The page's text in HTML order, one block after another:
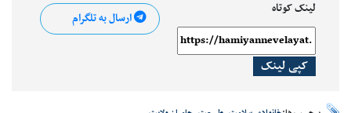
لینک کوتاه
کپی لینک
ارسال به تلگرام